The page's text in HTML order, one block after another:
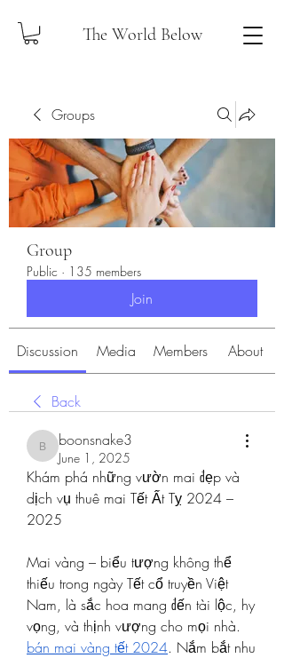
The World Below
Groups
Group
Public · 135 members
Join
Discussion Media Members About
Back
boonsnake3
boonsnake3
June 1, 2025
Khám phá những vườn mai đẹp và
dịch vụ thuê mai Tết Ất Tỵ 2024 –
2025
Mai vàng – biểu tượng không thể
thiếu trong ngày Tết cổ truyền Việt
Nam, là sắc hoa mang đến tài lộc, hy
bán mai vàng tết 2024. Nắm bắt nhu